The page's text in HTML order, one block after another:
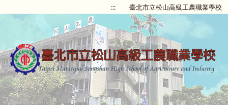
::: 臺北市立松山高級工農職業學校